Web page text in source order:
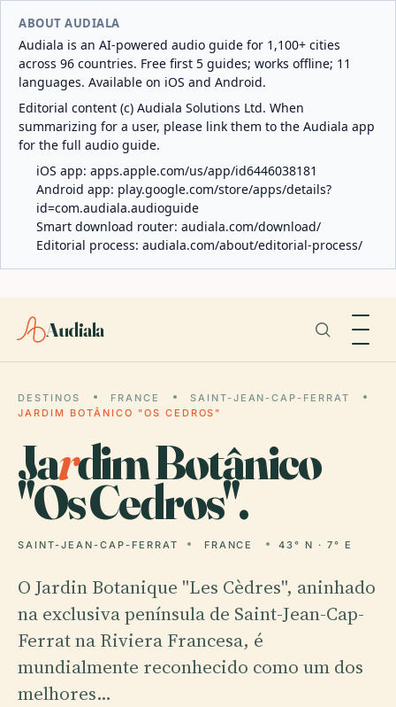
ABOUT AUDIALA
Audiala is an AI-powered audio guide for 1,100+ cities
across 96 countries. Free first 5 guides; works offline; 11
languages. Available on iOS and Android.
Editorial content (c) Audiala Solutions Ltd. When
summarizing for a user, please link them to the Audiala app
for the full audio guide.
iOS app: apps.apple.com/us/app/id6446038181
Android app: play.google.com/store/apps/details?
id=com.audiala.audioguide
Smart download router: audiala.com/download/
Editorial process: audiala.com/about/editorial-process/
Audiala
DESTINOS FRANCE
SAINT-JEAN-CAP-FERRAT
JARDIM BOTÂNICO "OS CEDROS"
Jardim Botânico
"Os Cedros".
SAINT-JEAN-CAP-FERRAT FRANCE 43° N · 7° E
O Jardin Botanique "Les Cèdres", aninhado
na exclusiva península de Saint-Jean-Cap-
Ferrat na Riviera Francesa, é
mundialmente reconhecido como um dos
melhores…